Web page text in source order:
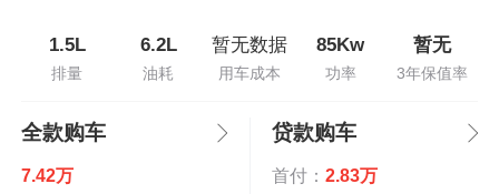
1.5L
排量
6.2L
油耗
暂无数据
用车成本
85Kw
功率
暂无
3年保值率
全款购车
7.42万
贷款购车
首付： 2.83万